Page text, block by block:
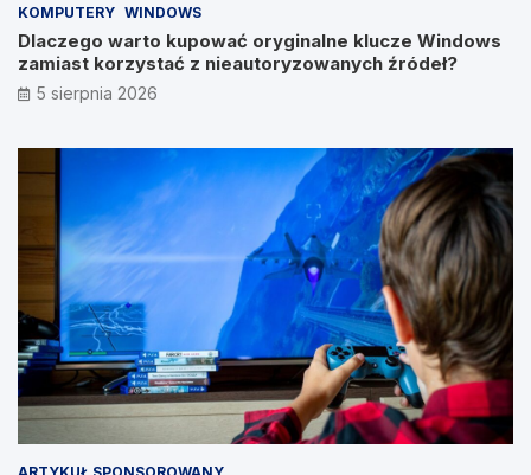
KOMPUTERY WINDOWS
Dlaczego warto kupować oryginalne klucze Windows
zamiast korzystać z nieautoryzowanych źródeł?
5 sierpnia 2026